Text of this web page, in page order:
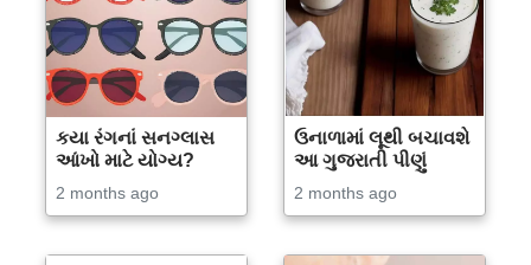
કયા રંગનાં સનગ્લાસ
આંખો માટે યોગ્ય?
2 months ago
ઉનાળામાં લૂથી બચાવશે
આ ગુજરાતી પીણું
2 months ago